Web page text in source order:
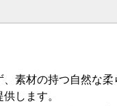
素材の持つ自然な柔
します。